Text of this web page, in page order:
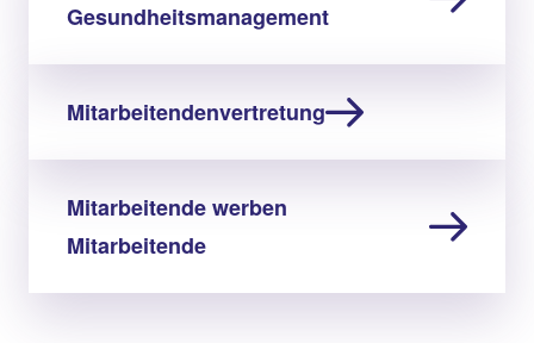
Gesundheitsmanagement
Mitarbeitendenvertretung
Mitarbeitende werben
Mitarbeitende